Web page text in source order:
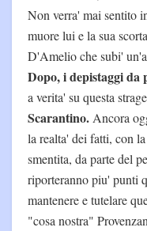
Non verra' mai sentito
muore lui e la sua
D'Amelio che subi'
Dopo, i depistaggi da
a verita' su questa
Scarantino. Ancora
la realta' dei fatti, con
smentita, da parte del
riporteranno piu' punti
mantenere e tutelare
"cosa nostra"